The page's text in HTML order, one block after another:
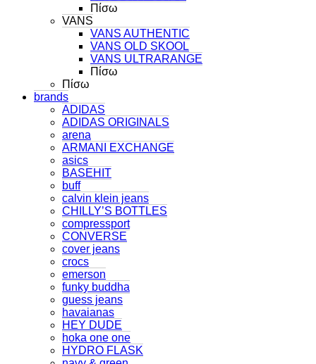
Πίσω
VANS
VANS AUTHENTIC
VANS OLD SKOOL
VANS ULTRARANGE
Πίσω
Πίσω
brands
ADIDAS
ADIDAS ORIGINALS
arena
ARMANI EXCHANGE
asics
BASEHIT
buff
calvin klein jeans
CHILLY’S BOTTLES
compressport
CONVERSE
cover jeans
crocs
emerson
funky buddha
guess jeans
havaianas
HEY DUDE
hoka one one
HYDRO FLASK